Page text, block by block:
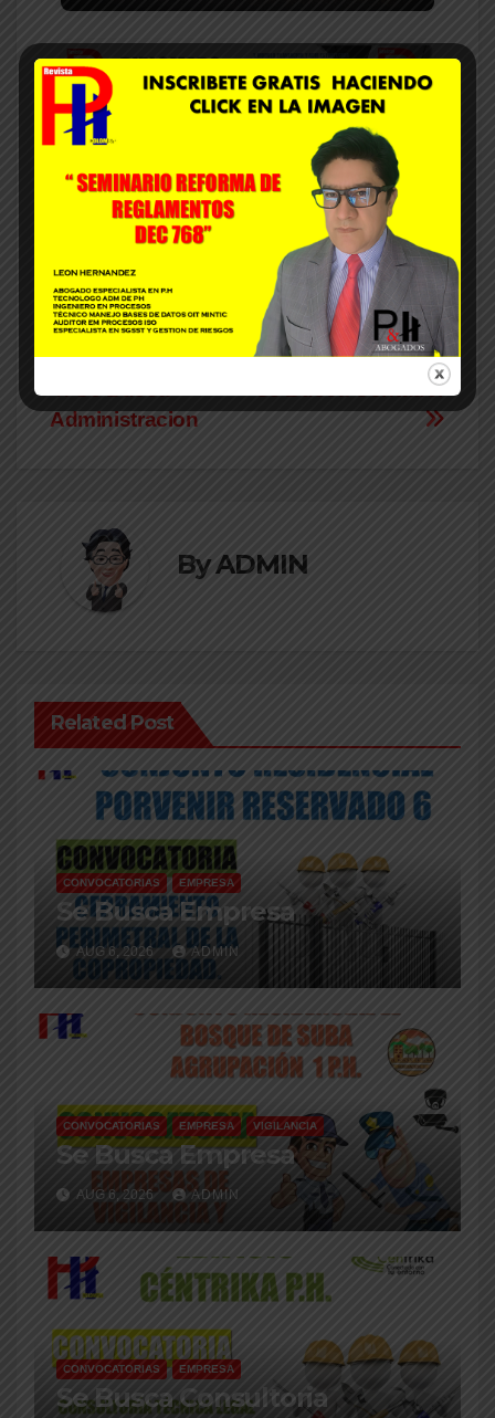
Se Busca Contador
Se Busca
Administracion
ByADMIN
Related Post
CONVOCATORIAS EMPRESA
Se Busca Empresa
AUG 6, 2026 ADMIN
CONVOCATORIAS EMPRESA VIGILANCIA
Se Busca Empresa
AUG 6, 2026 ADMIN
CONVOCATORIAS EMPRESA
Se Busca Consultoria